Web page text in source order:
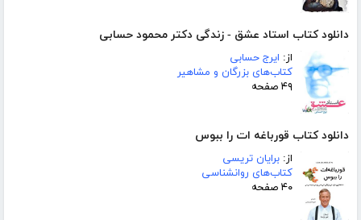
دانلود کتاب استاد عشق - زندگی دکتر محمود حسابی
از: ایرج حسابی
کتاب‌های بزرگان و مشاهیر
۴۹ صفحه
دانلود کتاب قورباغه ات را ببوس
از: برایان تریسی
کتاب‌های روانشناسی
۴۰ صفحه